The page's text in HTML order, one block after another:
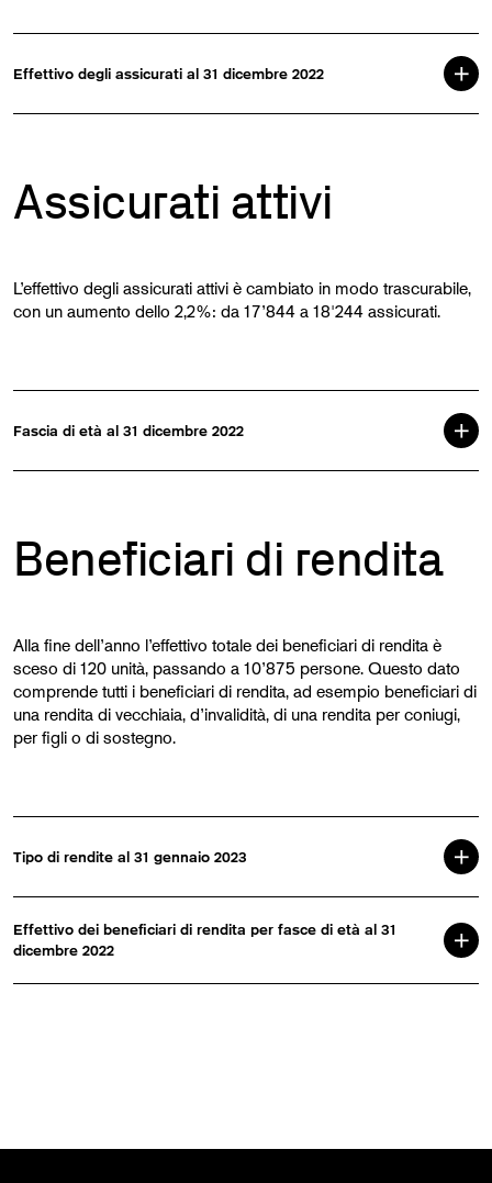
Effettivo degli assicurati al 31 dicembre 2022
Assicurati attivi
L’effettivo degli assicurati attivi è cambiato in modo trascurabile,
con un aumento dello 2,2%: da 17’844 a 18'244 assicurati.
Fascia di età al 31 dicembre 2022
Beneficiari di rendita
Alla fine dell’anno l’effettivo totale dei beneficiari di rendita è
sceso di 120 unità, passando a 10’875 persone. Questo dato
comprende tutti i beneficiari di rendita, ad esempio beneficiari di
una rendita di vecchiaia, d’invalidità, di una rendita per coniugi,
per figli o di sostegno.
Tipo di rendite al 31 gennaio 2023
Effettivo dei beneficiari di rendita per fasce di età al 31
dicembre 2022